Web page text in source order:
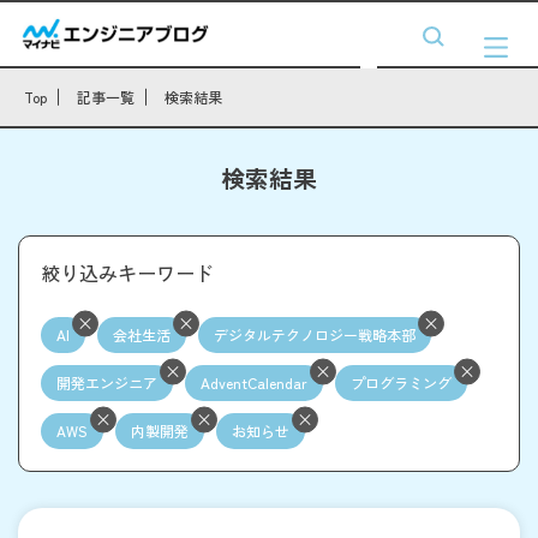
Top 記事一覧 検索結果
検索結果
絞り込みキーワード
AI 会社生活 デジタルテクノロジー戦略本部
開発エンジニア AdventCalendar プログラミング
AWS 内製開発 お知らせ